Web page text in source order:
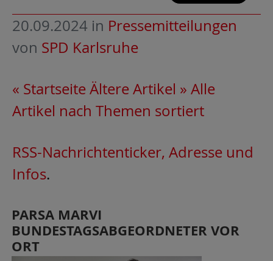
20.09.2024 in Pressemitteilungen
von SPD Karlsruhe
« StartseiteÄltere Artikel » Alle
Artikel nach Themen sortiert
RSS-Nachrichtenticker, Adresse und
Infos.
PARSA MARVI
BUNDESTAGSABGEORDNETER VOR
ORT